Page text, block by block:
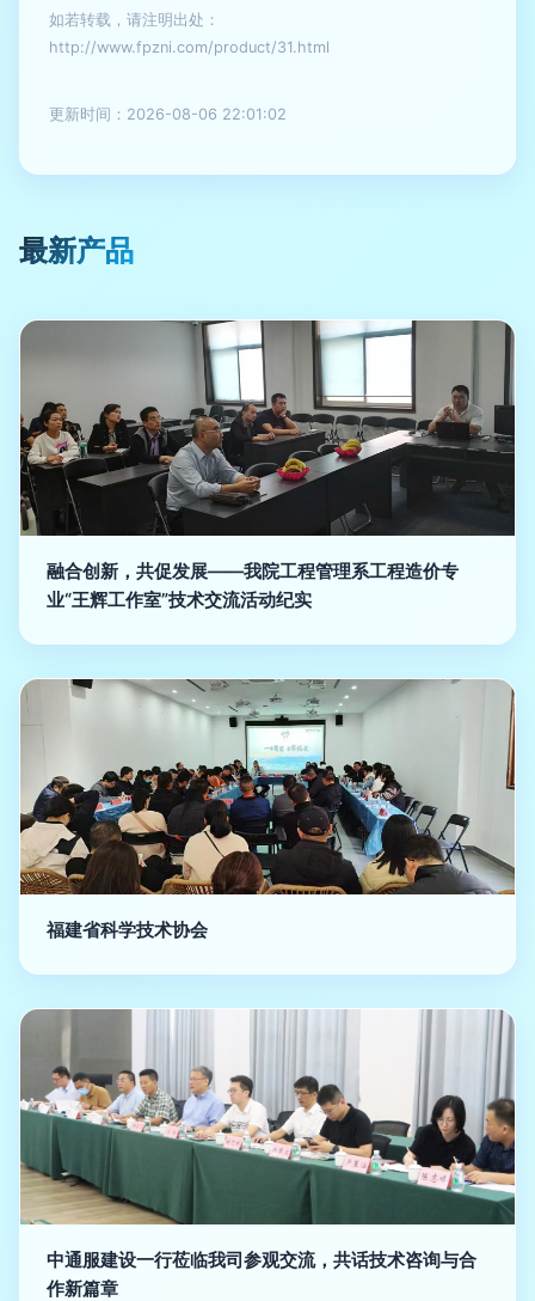
如若转载，请注明出处：
http://www.fpzni.com/product/31.html
更新时间：2026-08-06 22:01:02
最新产品
融合创新，共促发展——我院工程管理系工程造价专
业“王辉工作室”技术交流活动纪实
福建省科学技术协会
中通服建设一行莅临我司参观交流，共话技术咨询与合
作新篇章